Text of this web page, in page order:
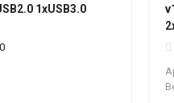
1xUSB3.0